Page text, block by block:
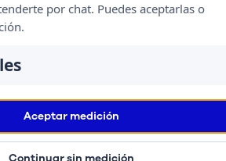
por chat. Puedes aceptarlas o
Aceptar medición